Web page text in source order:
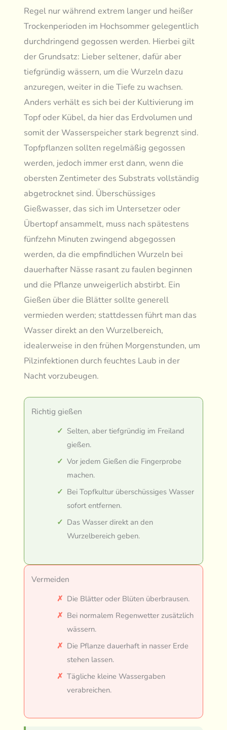
Regel nur während extrem langer und heißer
Trockenperioden im Hochsommer gelegentlich
durchdringend gegossen werden. Hierbei gilt
der Grundsatz: Lieber seltener, dafür aber
tiefgründig wässern, um die Wurzeln dazu
anzuregen, weiter in die Tiefe zu wachsen.
Anders verhält es sich bei der Kultivierung im
Topf oder Kübel, da hier das Erdvolumen und
somit der Wasserspeicher stark begrenzt sind.
Topfpflanzen sollten regelmäßig gegossen
werden, jedoch immer erst dann, wenn die
obersten Zentimeter des Substrats vollständig
abgetrocknet sind. Überschüssiges
Gießwasser, das sich im Untersetzer oder
Übertopf ansammelt, muss nach spätestens
fünfzehn Minuten zwingend abgegossen
werden, da die empfindlichen Wurzeln bei
dauerhafter Nässe rasant zu faulen beginnen
und die Pflanze unweigerlich abstirbt. Ein
Gießen über die Blätter sollte generell
vermieden werden; stattdessen führt man das
Wasser direkt an den Wurzelbereich,
idealerweise in den frühen Morgenstunden, um
Pilzinfektionen durch feuchtes Laub in der
Nacht vorzubeugen.
Richtig gießen
Selten, aber tiefgründig im Freiland
gießen.
Vor jedem Gießen die Fingerprobe
machen.
Bei Topfkultur überschüssiges Wasser
sofort entfernen.
Das Wasser direkt an den
Wurzelbereich geben.
Vermeiden
Die Blätter oder Blüten überbrausen.
Bei normalem Regenwetter zusätzlich
wässern.
Die Pflanze dauerhaft in nasser Erde
stehen lassen.
Tägliche kleine Wassergaben
verabreichen.